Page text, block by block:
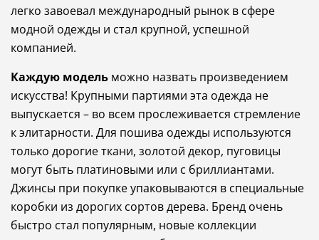
легко завоевал международный рынок в сфере
модной одежды и стал крупной, успешной
компанией.
Каждую модель можно назвать произведением
искусства! Крупными партиями эта одежда не
выпускается – во всем прослеживается стремление
кэлитарности. Для пошива одежды используются
только дорогиеткани, золотой декор, пуговицы
могут быть платиновыми или с бриллиантами.
Джинсы при покупкеупаковываются в специальные
коробки из дорогих сортовдерева. Бренд очень
быстро стал популярным, новые коллекции